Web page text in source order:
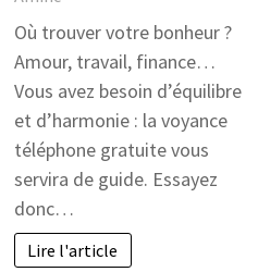
Où trouver votre bonheur ?
Amour, travail, finance…
Vous avez besoin d’équilibre
et d’harmonie : la voyance
téléphone gratuite vous
servira de guide. Essayez
donc…
Lire l'article